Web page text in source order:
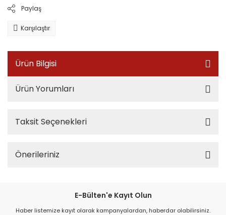
Paylaş
Karşılaştır
Ürün Bilgisi
Ürün Yorumları
Taksit Seçenekleri
Önerileriniz
E-Bülten'e Kayıt Olun
Haber listemize kayıt olarak kampanyalardan, haberdar olabilirsiniz.